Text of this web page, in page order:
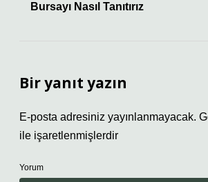
Bursayı Nasıl Tanıtırız
Bir yanıt yazın
E-posta adresiniz yayınlanmayacak.
ile işaretlenmişlerdir
Yorum